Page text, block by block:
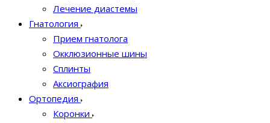
Лечение диастемы
Гнатология
Прием гнатолога
Окклюзионные шины
Сплинты
Аксиография
Ортопедия
Коронки